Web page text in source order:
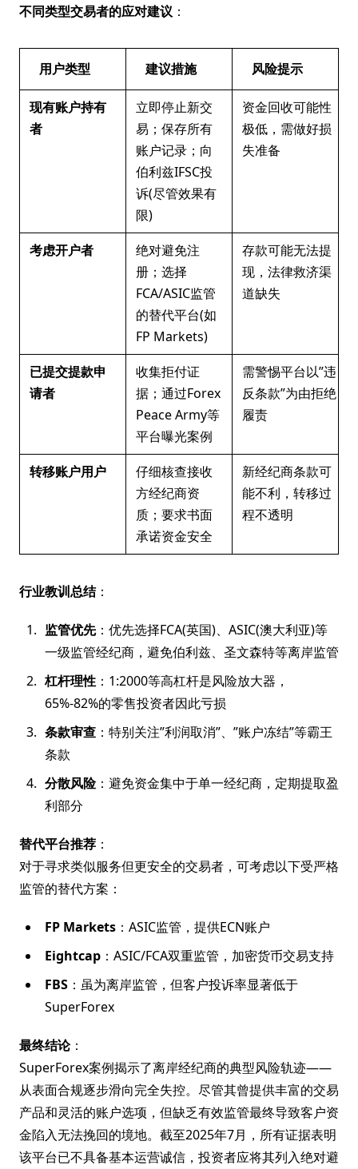
不同类型交易者的应对建议 ：
用户类型 建议措施 风险提示
现有账户持有
者
立即停止新交
易；保存所有
账户记录；向
伯利兹IFSC投
诉(尽管效果有
限)
资金回收可能性
极低，需做好损
失准备
考虑开户者
绝对避免注
册；选择
FCA/ASIC监管
的替代平台(如
FP Markets)
存款可能无法提
现，法律救济渠
道缺失
已提交提款申
请者
收集拒付证
据；通过Forex
Peace Army等
平台曝光案例
需警惕平台以”违
反条款”为由拒绝
履责
转移账户用户
仔细核查接收
方经纪商资
质；要求书面
承诺资金安全
新经纪商条款可
能不利，转移过
程不透明
行业教训总结：
监管优先：优先选择FCA(英国)、ASIC(澳大利亚)等
一级监管经纪商，避免伯利兹、圣文森特等离岸监管
杠杆理性 ：1:2000等高杠杆是风险放大器，
65%-82%的零售投资者因此亏损
条款审查 ：特别关注”利润取消”、”账户冻结”等霸王
条款
分散风险：避免资金集中于单一经纪商，定期提取盈
利部分
替代平台推荐 ：
对于寻求类似服务但更安全的交易者，可考虑以下受严格
监管的替代方案：
FP Markets ：ASIC监管，提供ECN账户
Eightcap ：ASIC/FCA双重监管，加密货币交易支持
FBS ：虽为离岸监管，但客户投诉率显著低于
SuperForex
最终结论：
SuperForex案例揭示了离岸经纪商的典型风险轨迹——
从表面合规逐步滑向完全失控。尽管其曾提供丰富的交易
产品和灵活的账户选项，但缺乏有效监管最终导致客户资
金陷入无法挽回的境地。截至2025年7月，所有证据表明
该平台已不具备基本运营诚信，投资者应将其列入绝对避